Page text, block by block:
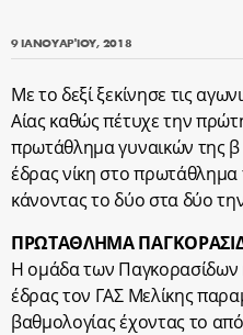
9 ΙΑΝΟΥΑΡΊΟΥ, 2018
Με το δεξί ξεκίνησε τις
Αίας καθώς πέτυχε την
πρωτάθλημα γυναικών της
έδρας νίκη στο
κάνοντας το δύο στα δύο
ΠΡΩΤΑΘΛΗΜΑ
Η ομάδα των Παγκορασίδων
έδρας τον ΓΑΣ Μελίκης
βαθμολογίας έχοντας το